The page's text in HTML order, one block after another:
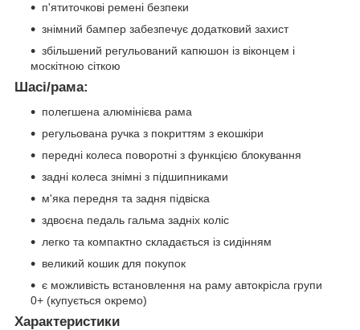
п'ятиточкові ремені безпеки
знімний бампер забезпечує додатковий захист
збільшений регульований капюшон із віконцем і
москітною сіткою
Шасі/рама:
полегшена алюмінієва рама
регульована ручка з покриттям з екошкіри
передні колеса поворотні з функцією блокування
задні колеса знімні з підшипниками
м'яка передня та задня підвіска
здвоєна педаль гальма задніх коліс
легко та компактно складається із сидінням
великий кошик для покупок
є можливість встановлення на раму автокрісла групи
0+ (купується окремо)
Характеристики